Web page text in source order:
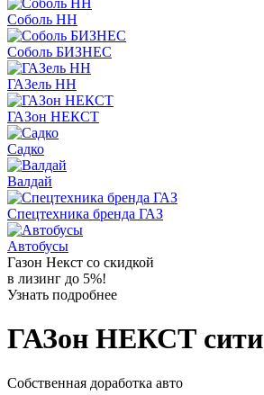
Соболь НН
Соболь БИЗНЕС
ГАЗель НН
ГАЗон НЕКСТ
Садко
Валдай
Спецтехника бренда ГАЗ
Автобусы
Газон Некст со скидкой
в лизинг до 5%!
Узнать подробнее
ГАЗон НЕКСТ сити
Собственная доработка авто